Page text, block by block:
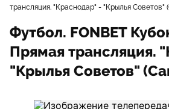
трансляция. "Краснодар" - "Крылья Советов"
Футбол. FONBET
Прямая трансляция.
"Крылья Советов"